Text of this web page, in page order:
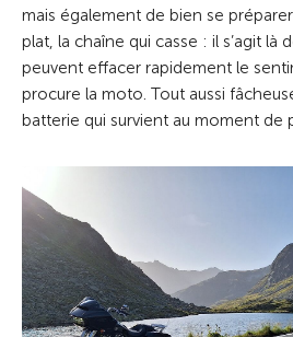
mais également de bien se
plat, la chaîne qui casse : il s’agit là
peuvent effacer rapidement le
procure la moto. Tout aussi
batterie qui survient au moment de